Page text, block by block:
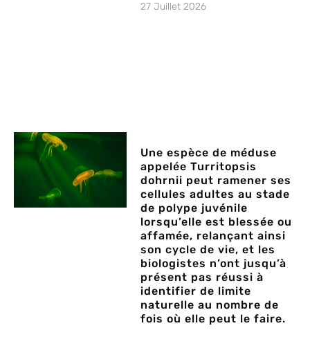
27 Juillet 2026
Une espèce de méduse
appelée Turritopsis
dohrnii peut ramener ses
cellules adultes au stade
de polype juvénile
lorsqu’elle est blessée ou
affamée, relançant ainsi
son cycle de vie, et les
biologistes n’ont jusqu’à
présent pas réussi à
identifier de limite
naturelle au nombre de
fois où elle peut le faire.